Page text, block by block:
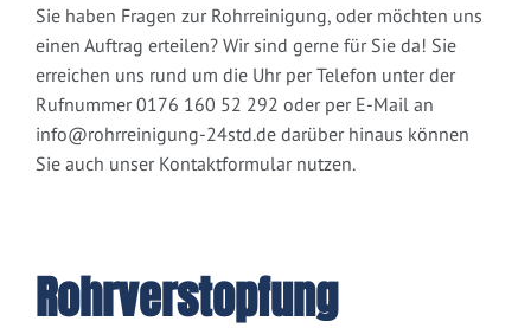
Sie haben Fragen zur Rohrreinigung, oder möchten uns
einen Auftrag erteilen? Wir sind gerne für Sie da! Sie
erreichen uns rund um die Uhr per Telefon unter der
Rufnummer 0176 160 52 292 oder per E-Mail an
info@rohrreinigung-24std.de darüber hinaus können
Sie auch unser Kontaktformular nutzen.
Rohrverstopfung